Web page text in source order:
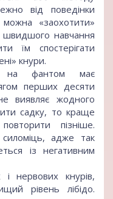
від поведінки
«заохотити»
швидшого навчання
їм спостерігати
кнури.
на фантом має
перших десяти
виявляє жодного
садку, то краще
пізніше.
адже так
із негативним
нервових кнурів,
рівень лібідо.